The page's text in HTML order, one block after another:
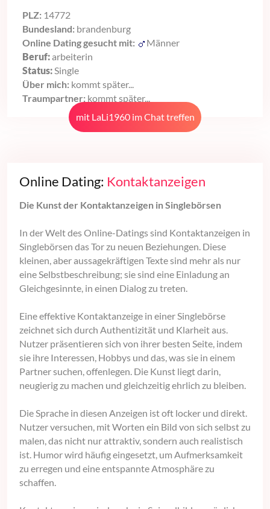
PLZ: 14772
Bundesland: brandenburg
Online Dating gesucht mit:
Männer
Beruf:arbeiterin
Status:Single
Über mich: kommt später...
Traumpartner: kommt später...
mit LaLi1960 im Chat treffen
Online Dating: Kontaktanzeigen
Die Kunst der Kontaktanzeigen in Singlebörsen
In der Welt des Online-Datings sind Kontaktanzeigen in
Singlebörsen das Tor zu neuen Beziehungen. Diese
kleinen, aber aussagekräftigen Texte sind mehr als nur
eine Selbstbeschreibung; sie sind eine Einladung an
Gleichgesinnte, in einen Dialog zu treten.
Eine effektive Kontaktanzeige in einer Singlebörse
zeichnet sich durch Authentizität und Klarheit aus.
Nutzer präsentieren sich von ihrer besten Seite, indem
sie ihre Interessen, Hobbys und das, was sie in einem
Partner suchen, offenlegen. Die Kunst liegt darin,
neugierig zu machen und gleichzeitig ehrlich zu bleiben.
Die Sprache in diesen Anzeigen ist oft locker und direkt.
Nutzer versuchen, mit Worten ein Bild von sich selbst zu
malen, das nicht nur attraktiv, sondern auch realistisch
ist. Humor wird häufig eingesetzt, um Aufmerksamkeit
zu erregen und eine entspannte Atmosphäre zu
schaffen.